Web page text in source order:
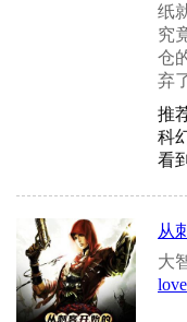
纸
究
仓
弃
推
科
看
从
大